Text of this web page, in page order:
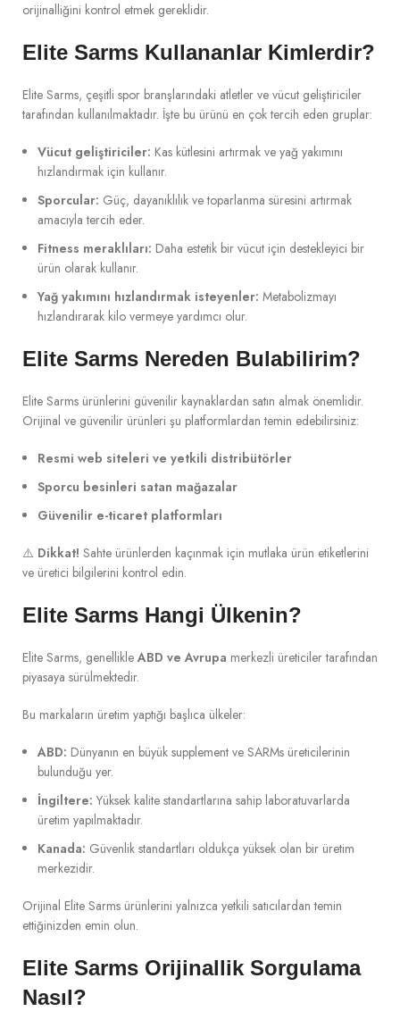
orijinalliğini kontrol etmek gereklidir.
Elite Sarms Kullananlar Kimlerdir?
Elite Sarms, çeşitli spor branşlarındaki atletler ve vücut geliştiriciler
tarafından kullanılmaktadır. İşte bu ürünü en çok tercih eden gruplar:
Vücut geliştiriciler: Kas kütlesini artırmak ve yağ yakımını
hızlandırmak için kullanır.
Sporcular: Güç, dayanıklılık ve toparlanma süresini artırmak
amacıyla tercih eder.
Fitness meraklıları: Daha estetik bir vücut için destekleyici bir
ürün olarak kullanır.
Yağ yakımını hızlandırmak isteyenler: Metabolizmayı
hızlandırarak kilo vermeye yardımcı olur.
Elite Sarms Nereden Bulabilirim?
Elite Sarms ürünlerini güvenilir kaynaklardan satın almak önemlidir.
Orijinal ve güvenilir ürünleri şu platformlardan temin edebilirsiniz:
Resmi web siteleri ve yetkili distribütörler
Sporcu besinleri satan mağazalar
Güvenilir e-ticaret platformları
⚠️ Dikkat! Sahte ürünlerden kaçınmak için mutlaka ürün etiketlerini
ve üretici bilgilerini kontrol edin.
Elite Sarms Hangi Ülkenin?
Elite Sarms, genellikleABD ve Avrupa merkezli üreticiler tarafından
piyasaya sürülmektedir.
Bu markaların üretim yaptığı başlıca ülkeler:
ABD: Dünyanın en büyük supplement ve SARMs üreticilerinin
bulunduğu yer.
İngiltere: Yüksek kalite standartlarına sahip laboratuvarlarda
üretim yapılmaktadır.
Kanada: Güvenlik standartları oldukça yüksek olan bir üretim
merkezidir.
Orijinal Elite Sarms ürünlerini yalnızca yetkili satıcılardan temin
ettiğinizden emin olun.
Elite Sarms Orijinallik Sorgulama
Nasıl?